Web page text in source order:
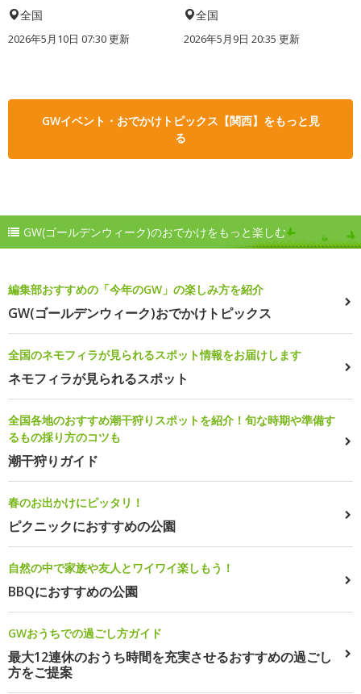
全国
2026年5月10日 07:30 更新
全国
2026年5月9日 20:35 更新
GWイベント・おでかけトピックス【関西】をもっと見
る
GW(ゴールデンウィーク)のおでかけをもっと楽しむ
編集部おすすめの「今年のGW」の楽しみ方を紹介
GW(ゴールデンウィーク)おでかけトピックス
全国のネモフィラが見られるスポット情報をお届けします
ネモフィラが見られるスポット
全国各地のおすすめ潮干狩りスポットを紹介！旬な時期や準備す
るもの採り方のコツも
潮干狩りガイド
春のお出かけにピッタリ！
ピクニックにおすすめの公園
自然の中で家族や友人とワイワイ楽しもう！
BBQにおすすめの公園
GWおうちでの過ごし方ガイド
最大12連休のおうち時間を充実させるおすすめの過ごし
方をご提案